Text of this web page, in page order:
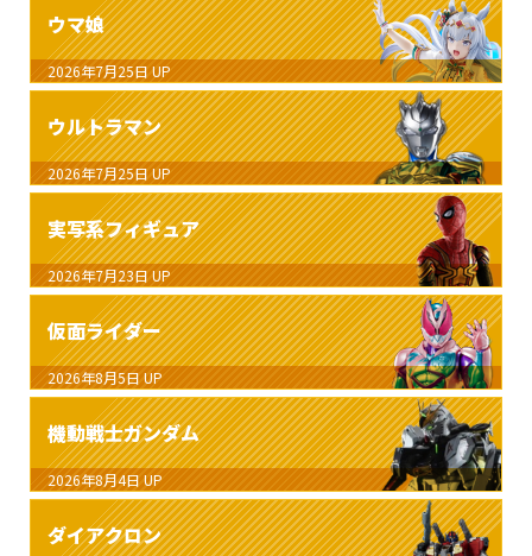
ウマ娘
2026年7月25日 UP
ウルトラマン
2026年7月25日 UP
実写系フィギュア
2026年7月23日 UP
仮面ライダー
2026年8月5日 UP
機動戦士ガンダム
2026年8月4日 UP
ダイアクロン